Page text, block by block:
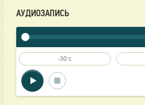
АУДИОЗАПИСЬ
-30 c